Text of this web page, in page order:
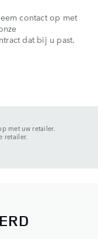
contact op met
dat bij u past.
met uw retailer.
retailer.